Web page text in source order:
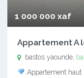
1 000 000 xaf
Appartement A
bastos yaounde,
Appartement